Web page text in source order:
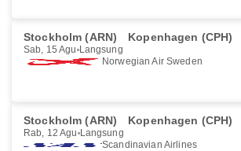
Stockholm (ARN) Kopenhagen (CPH)
Sab, 15 Agu Langsung
Norwegian Air Sweden
Stockholm (ARN) Kopenhagen (CPH)
Rab, 12 Agu Langsung
Scandinavian Airlines